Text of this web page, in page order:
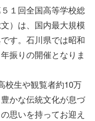
１回全国高等学校総
）は、国内最大規模
す。石川県では昭和
振りの開催となりま
校生や観覧者約10万
かな伝統文化が息づ
思いを持ってお迎え